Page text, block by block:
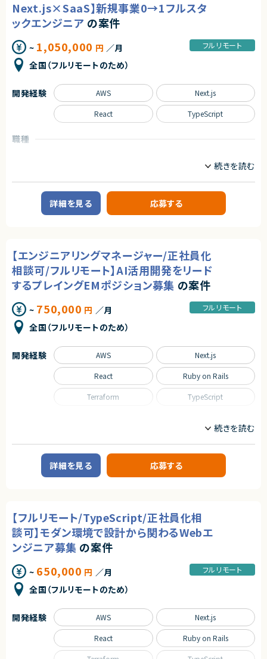
■ポジションの魅力
特定のプロダクトを持たない組織だからこそ俯瞰的に課題を見極め、全体
最適となる解決策を打っていくことが求められます。
テックリード室として全社を俯瞰して施策を考えるだけでなく、主担当となる
事業においては事業部の開発チームと共に事業に深くコミットしていただく
られる環境です。
○開発統括本部テックリード室
アダルトコンテンツ有り
※あらかじめご理解の上、ご応募をお願いいたします
・コンテナ、CI/CD、マイクロサービス等のモダンな技術の経験
・インフラからバックエンド、フロントエンドまでの広い実装経験
■下記の言語を複数経験のある方
・Terraform
・MySQL
・Redis
・GCP, AWS
【歓迎条件】
・大規模サービスの開発に携わったことがある
・CTO、テックリードとして開発組織をリードしてきた経験
・Next.jsの実務経験
・Github Actions、CircleCIの実務経験
・MySQL（Spannerも含む）の実務経験
・GCP, AWSの実務経験
・フロントエンドのテストを書いたことがある
・コストを意識しながらコードを書くことができる
株式会社LASSIC
★大手グループ会社の案件です！
★中長期で参画いただける案件です！
★弊社から20名以上参画中の企業様になります！※事業部は異なります
★横新規開発の立ち上げや横断的にプロジェクトを見ることができます。
プロジェクトリーダー
インフラエンジニア/SRE
フロントエンドエンジニア
サーバーサイドエンジニア
◆業務内容
日程調整を支援するSaaSプロダクトにおいて、企画・設計から改善まで、プ
ロダクト開発を主導していただくポジションです。
・開発テーマの優先順位付けおよび進行マネジメント
・技術的視点を活かした営業・カスタマーサポート支援
・障害対応や運用面の改善を含むプロダクト品質の担保
・上記に付随する、経営・顧客・開発をつなぐ横断的な役割
◆応募者へのメッセージ
多くのサービスが生まれては消える中で、ビジネスの基盤として長く使われ
本サービスは、まさにその可能性を持つプロダクトであり、さらにその中心メ
ンバーとして関われるフェーズは、まだ組織がコンパクトな「今」だけです。
自らの判断やアウトプットでプロダクトと事業を前進させ、社会に価値ある
仕組みを残したい方のチャレンジを歓迎します。
◆募集背景
当社は、ビジネスシーンにおける日程調整業務を効率化するSaaSを自社で
企画・開発・提供しているスタートアップ企業です。
創業以来、外部資本に依存せず、継続的な売上成長と黒字経営を実現して
います。
らず海外からも注目され、グローバルに利用が拡大しています。
◆プロダクトの特長
独自技術・特許を活用した他社にはない機能群
大手企業から成長企業まで、幅広い業種での導入実績（数万社規模）
プロダクトとしての評価と実績がすでに確立されており、今後のスケールに
おいても大きな成長余地を持っています。
近年は、業務のデジタル化・生産性向上の流れを背景に、この分野自体が急
はビジネスに欠かせないインフラ的存在となるポテンシャルを備えていま
・Web／SaaSプロダクトにおけるPdMまたはそれに準ずる役割の経験
（プロダクト企画、要件定義、改善サイクルへの継続的な関与）
・ユーザー課題を起点とした機能設計・仕様設計の経験
・UI/UXに関する基礎的な知識・判断力
・開発優先度の設計・ロードマップ策定の経験
・関係者（営業・CS・経営層）と連携しながらプロダクトを推進した経験
・障害対応・運用改善など、プロダクト品質に責任を持った経験
・自ら課題を発見し、主体的に意思決定・推進できる姿勢
業務委託(準委任契約)
株式会社LASSIC
Next.js×SaaS】新規事業0→1フルスタ
ックエンジニア の案件
~ 1,050,000 円 ／月
全国（フルリモートのため）
フルリモート
職種
新規事業に対応するSaaSプロダクト開発案件です。
本案件では、サプライチェーン強化に向けたセキュリティ対策評価制度の基
盤となる新プロダクトを、CEO直下・1人目エンジニアとして0→1で構築して
【業務内容】
■短期（参画直後）
・新規SaaSプロダクトの設計・開発・運用
（フロントエンド／バックエンド／クラウドインフラ）
・技術選定、開発・運用プロセスの構築
・経営陣・顧客と連携した要件定義、ロードマップ策定
・AIツールを活用した開発効率化
・パフォーマンス・スケーラビリティを考慮したアーキテクチャ設計
・大規模開発・他サービス連携に向けた技術的リード
・チームリーダーとしての開発推進
・開発組織づくり（採用・ピープルマネジメント）
（監視、バックアップ、障害対応、セキュリティ要件考慮）
・静的型付け言語での開発経験：2年以上
・マルチテナント構成のBtoB SaaS設計・開発経験
・技術選定、開発・運用プロセス設計の経験
・AIコーディングの実務利用経験
【歓迎スキル】
・新規事業／プロダクト立ち上げ経験
・Next.js／React／TypeScriptの実務経験
・AWSインフラ構築・運用経験
・セキュリティ領域への興味・知見
・開発組織の立ち上げ・拡大経験
開発経験 AWS Next.js
React TypeScript
契約形態
業務委託(準委任契約)
詳細を見る 応募する
【エンジニアリングマネージャー/正社員化
相談可/フルリモート】AI活用開発をリード
するプレイングEMポジション募集 の案件
~ 750,000 円 ／月
全国（フルリモートのため）
フルリモート
プロジェクトリーダー
サーバーサイドエンジニア
■企業概要
・自社サービスとクライアントワークを通じた開発を展開
・AIツールを活用した開発スタイルを標準化
■業務内容
・少人数チームのマネジメント、育成、評価
・開発プロセス改善やチームパフォーマンス向上
・プロジェクト進行管理および技術的意思決定
・ビジネス側と連携したプロダクト価値の向上
・採用や制度設計など組織づくりの実行
■募集背景
・組織拡大に伴うマネジメント体制強化
・要件定義〜運用保守まで一気通貫
開発経験 AWS Next.js
React Ruby on Rails
Terraform TypeScript
詳細を見る 応募する
【フルリモート/TypeScript/正社員化相
談可】モダン環境で設計から関わるWebエ
ンジニア募集 の案件
~ 650,000 円 ／月
全国（フルリモートのため）
フルリモート
開発経験 AWS Next.js
React Ruby on Rails